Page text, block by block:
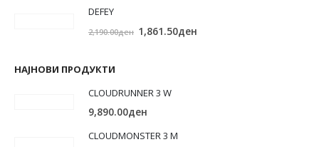
DEFEY
2,190.00ден Original
1,861.50ден
НАЈНОВИ ПРОДУКТИ
CLOUDRUNNER 3 W
9,890.00ден
CLOUDMONSTER 3 M